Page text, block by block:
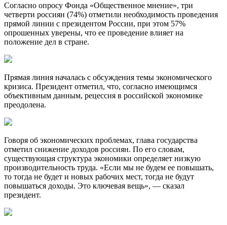
Согласно опросу Фонда «Общественное мнение», три
четверти россиян (74%) отметили необходимость проведения
прямой линии с президентом России, при этом 57%
опрошенных уверены, что ее проведение влияет на
положение дел в стране.
Прямая линия началась с обсуждения темы экономического
кризиса. Президент отметил, что, согласно имеющимся
объективным данным, рецессия в российской экономике
преодолена.
Говоря об экономических проблемах, глава государства
отметил снижение доходов россиян. По его словам,
существующая структура экономики определяет низкую
производительность труда. «Если мы не будем ее повышать,
то тогда не будет и новых рабочих мест, тогда не будут
повышаться доходы. Это ключевая вещь», — сказал
президент.